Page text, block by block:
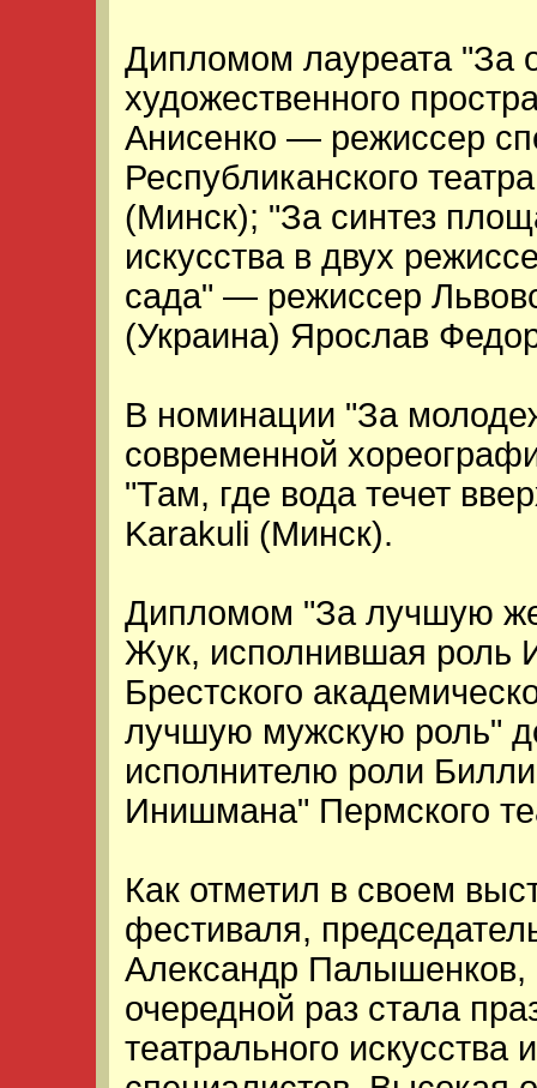
Дипломом лауреата "За
художественного
Анисенко — режиссер
Республиканского
(Минск); "За синтез
искусства в двух
сада" — режиссер
(Украина) Ярослав
В номинации "За
современной
"Там, где вода течет
Karakuli (Минск).
Дипломом "За лучшую
Жук, исполнившая роль
Брестского
лучшую мужскую роль"
исполнителю роли
Инишмана" Пермского
Как отметил в своем
фестиваля,
Александр
очередной раз стала
театрального искусства